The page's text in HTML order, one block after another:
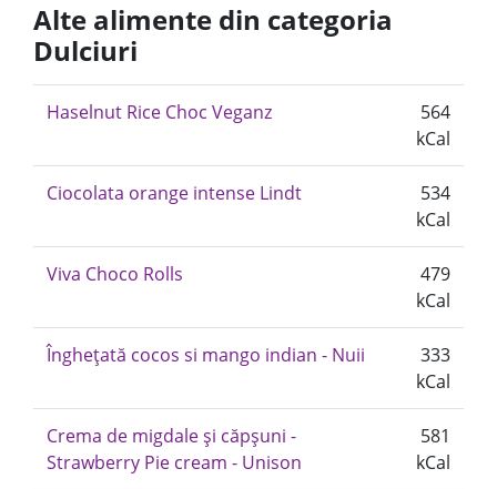
Alte alimente din categoria
Dulciuri
Haselnut Rice Choc Veganz
564
kCal
Ciocolata orange intense Lindt
534
kCal
Viva Choco Rolls
479
kCal
Înghețată cocos si mango indian - Nuii
333
kCal
Crema de migdale și căpșuni -
Strawberry Pie cream - Unison
581
kCal